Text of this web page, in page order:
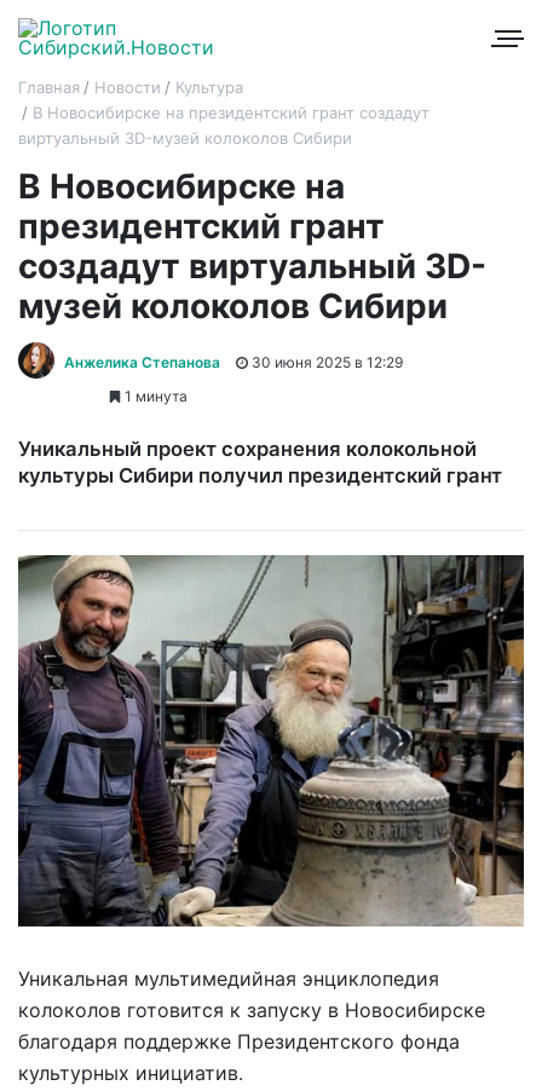
Главная Новости
Культура
В Новосибирске на президентский грант создадут
виртуальный 3D-музей колоколов Сибири
В Новосибирске на
президентский грант
создадут виртуальный 3D-
музей колоколов Сибири
Анжелика Степанова
30 июня 2025 в 12:29
1 минута
Уникальный проект сохранения колокольной
культуры Сибири получил президентский грант
Уникальная мультимедийная энциклопедия
колоколов готовится к запуску в Новосибирске
благодаря поддержке Президентского фонда
культурных инициатив.